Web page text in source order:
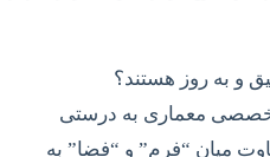
و به روز هستند؟
تخصصی معماری به درستی
میان “فرم” و “فضا” به